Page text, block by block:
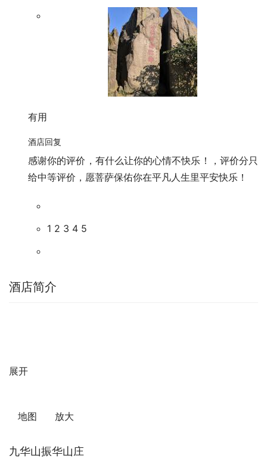
有用
酒店回复
感谢你的评价，有什么让你的心情不快乐！，评价分只
给中等评价，愿菩萨保佑你在平凡人生里平安快乐！
1 2 3 4 5
酒店简介
展开
   地图      放大
九华山振华山庄